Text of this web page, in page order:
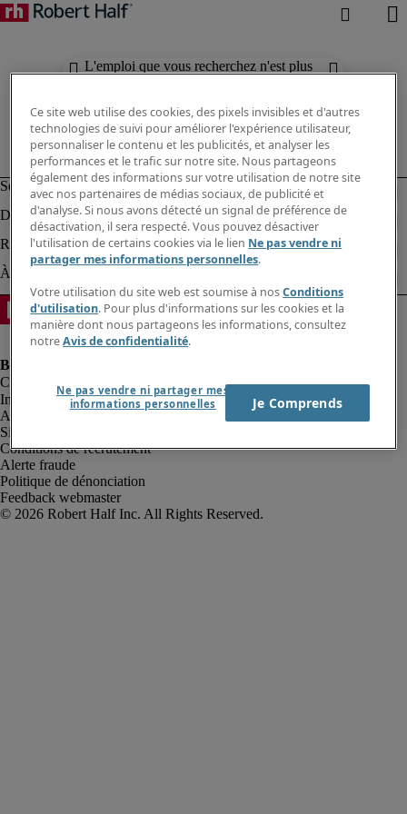
L'emploi que vous recherchez n'est plus
Informations sur la société
Avis de confidentialité
Site web et cookies
Conditions de recrutement
Alerte fraude
Politique de dénonciation
Feedback webmaster
Ce site web utilise des cookies, des pixels invisibles et d'autres
technologies de suivi pour améliorer l'expérience utilisateur,
personnaliser le contenu et les publicités, et analyser les
performances et le trafic sur notre site. Nous partageons
également des informations sur votre utilisation de notre site
avec nos partenaires de médias sociaux, de publicité et
d'analyse. Si nous avons détecté un signal de préférence de
désactivation, il sera respecté. Vous pouvez désactiver
l'utilisation de certains cookies via le lien Ne pas vendre ni
partager mes informations personnelles.
Votre utilisation du site web est soumise à nosConditions
d'utilisation. Pour plus d'informations sur les cookies et la
manière dont nous partageons les informations, consultez
notreAvis de confidentialité.
Ne pas vendre ni partager mes
informations personnelles
Je Comprends